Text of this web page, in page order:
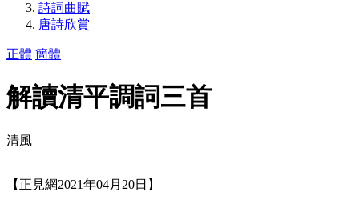
詩詞曲賦
唐詩欣賞
正體 簡體
解讀清平調詞三首
清風
【正見網2021年04月20日】